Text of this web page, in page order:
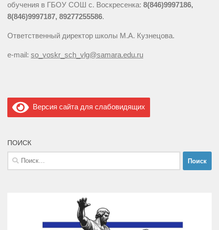
обучения в ГБОУ СОШ с. Воскресенка: 8(846)9997186,
8(846)9997187, 89277255586.
Ответственный директор школы М.А. Кузнецова.
e-mail: so_voskr_sch_vlg@samara.edu.ru
Версия сайта для слабовидящих
ПОИСК
Найти: